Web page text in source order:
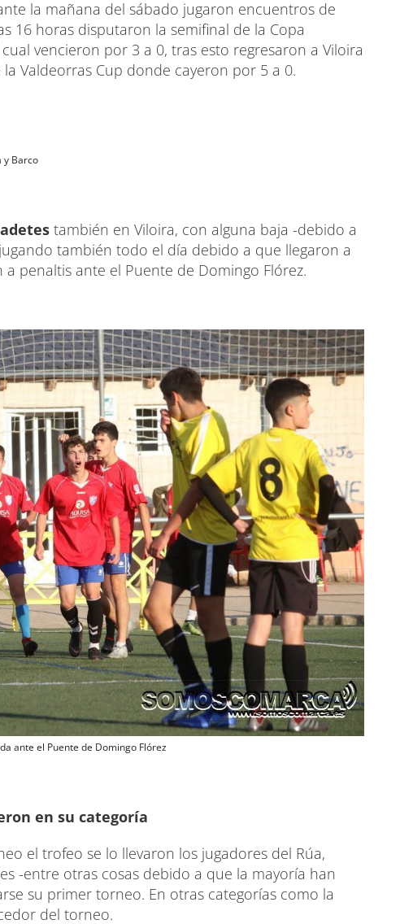
la mañana del sábado jugaron encuentros de
16 horas disputaron la semifinal de la Copa
vencieron por 3 a 0, tras esto regresaron a Viloira
Valdeorras Cup donde cayeron por 5 a 0.
y Barco
también en Viloira, con alguna baja -debido a
también todo el día debido a que llegaron a
a penaltis ante el Puente de Domingo Flórez.
ante el Puente de Domingo Flórez
en su categoría
el trofeo se lo llevaron los jugadores del Rúa,
-entre otras cosas debido a que la mayoría han
su primer torneo. En otras categorías como la
del torneo.